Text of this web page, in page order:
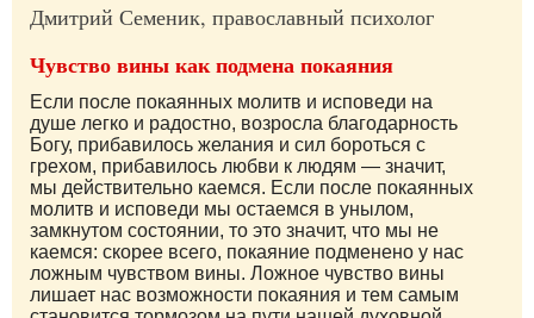
Дмитрий Семеник, православный психолог
Чувство вины как подмена покаяния
Если после покаянных молитв и исповеди на
душе легко и радостно, возросла благодарность
Богу, прибавилось желания и сил бороться с
грехом, прибавилось любви к людям — значит,
мы действительно каемся. Если после покаянных
молитв и исповеди мы остаемся в унылом,
замкнутом состоянии, то это значит, что мы не
каемся: скорее всего, покаяние подменено у нас
ложным чувством вины. Ложное чувство вины
лишает нас возможности покаяния и тем самым